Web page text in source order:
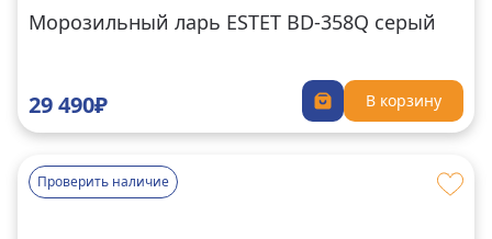
Морозильный ларь ESTET BD-358Q серый
29 490₽ В корзину
Проверить наличие